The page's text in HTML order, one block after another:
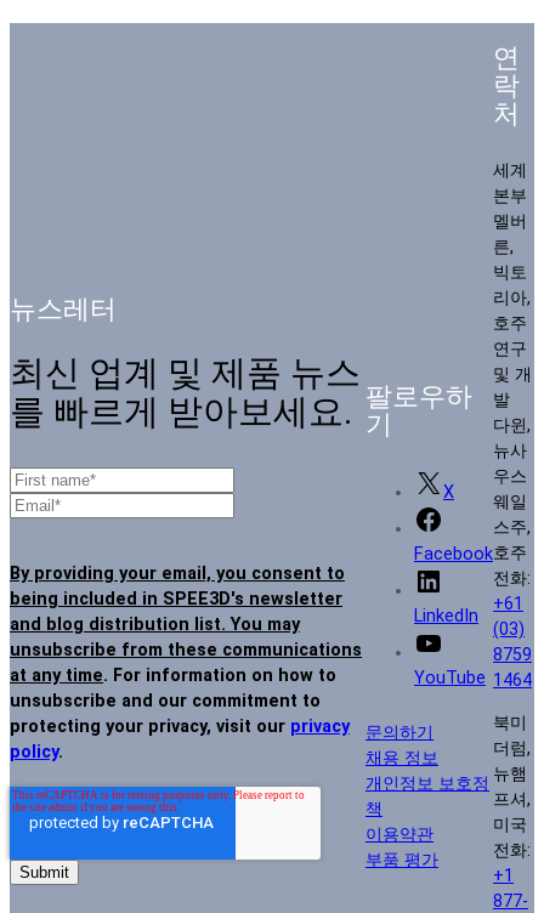
뉴스레터
최신 업계 및 제품 뉴스
를 빠르게 받아보세요.
By providing your email, you consent to
being included in SPEE3D's newsletter
and blog distribution list. You may
unsubscribe from these communications
at any time. For information on how to
unsubscribe and our commitment to
protecting your privacy, visit our privacy
policy.
팔로우하
기
X
Facebook
LinkedIn
YouTube
문의하기
채용 정보
개인정보 보호정
책
이용약관
부품 평가
연
락
처
세계
본부
멜버
른,
빅토
리아,
호주
연구
및 개
발
다윈,
뉴사
우스
웨일
스주,
호주
전화:
+61
(03)
8759
1464
북미
더럼,
뉴햄
프셔,
미국
전화:
+1
877-